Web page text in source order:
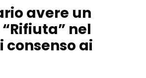
avere un
nel
consenso ai